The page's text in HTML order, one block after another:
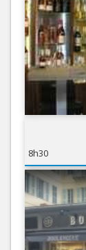
8h30